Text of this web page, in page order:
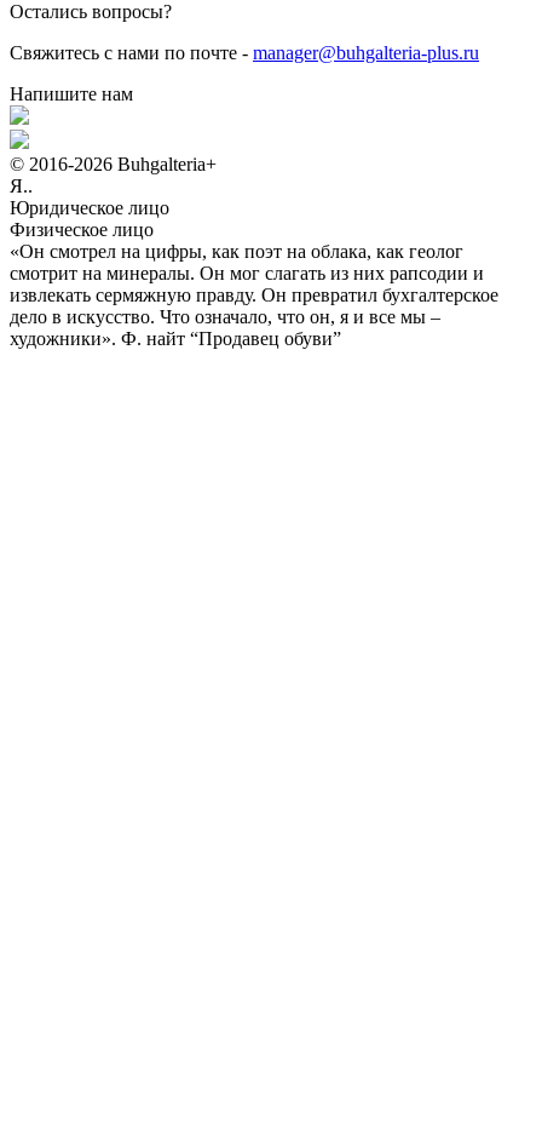
Остались вопросы?
Свяжитесь с нами по почте - manager@buhgalteria-plus.ru
Напишите нам
© 2016-2026 Buhgalteria+
Я..
Юридическое лицо
Физическое лицо
«Он смотрел на цифры, как поэт на облака, как геолог
смотрит на минералы. Он мог слагать из них рапсодии и
извлекать сермяжную правду. Он превратил бухгалтерское
дело в искусство. Что означало, что он, я и все мы –
художники». Ф. найт “Продавец обуви”